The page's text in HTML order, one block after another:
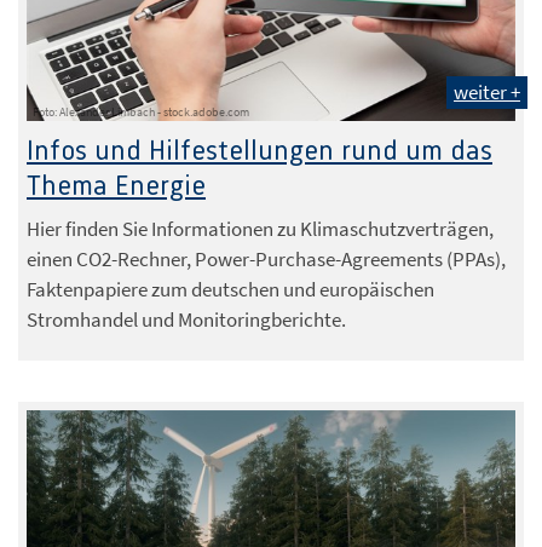
Foto: Alexander Limbach - stock.adobe.com
weiter +
Infos und Hilfestellungen rund um das
Thema Energie
Hier finden Sie Informationen zu Klimaschutzverträgen,
einen CO2-Rechner, Power-Purchase-Agreements (PPAs),
Faktenpapiere zum deutschen und europäischen
Stromhandel und Monitoringberichte.